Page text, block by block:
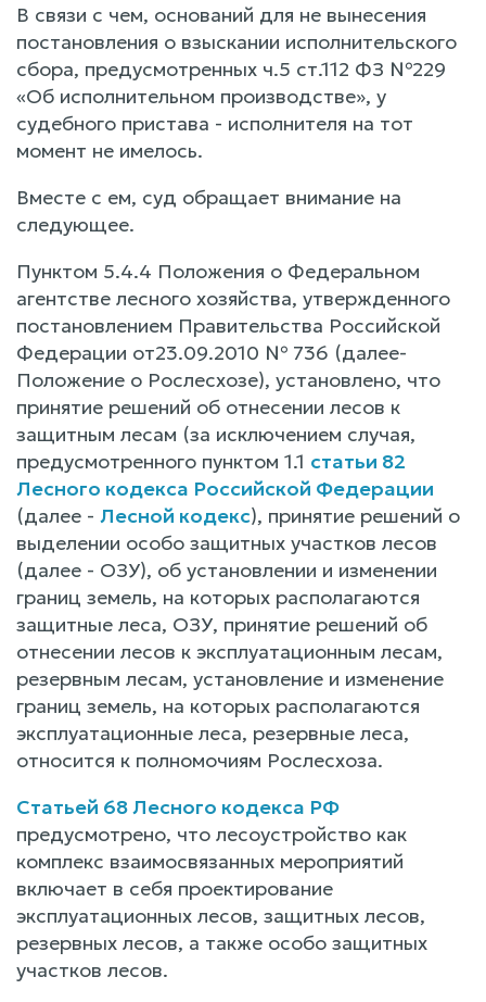
В связи с чем, оснований для не вынесения
постановления о взыскании исполнительского
сбора, предусмотренных ч.5 ст.112 ФЗ №229
«Об исполнительном производстве», у
судебного пристава - исполнителя на тот
момент не имелось.
Вместе с ем, суд обращает внимание на
следующее.
Пунктом 5.4.4 Положения о Федеральном
агентстве лесного хозяйства, утвержденного
постановлением Правительства Российской
Федерации от23.09.2010 № 736 (далее-
Положение о Рослесхозе), установлено, что
принятие решений об отнесении лесов к
защитным лесам (за исключением случая,
предусмотренного пунктом 1.1 статьи 82
Лесного кодекса Российской Федерации
(далее - Лесной кодекс), принятие решений о
выделении особо защитных участков лесов
(далее - ОЗУ), об установлении и изменении
границ земель, на которых располагаются
защитные леса, ОЗУ, принятие решений об
отнесении лесов к эксплуатационным лесам,
резервным лесам, установление и изменение
границ земель, на которых располагаются
эксплуатационные леса, резервные леса,
относится к полномочиям Рослесхоза.
Статьей 68 Лесного кодекса РФ
предусмотрено, что лесоустройство как
комплекс взаимосвязанных мероприятий
включает в себя проектирование
эксплуатационных лесов, защитных лесов,
резервных лесов, а также особо защитных
участков лесов.